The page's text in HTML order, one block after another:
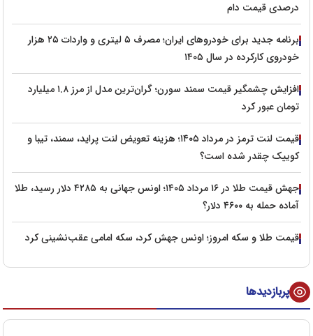
درصدی قیمت دام
برنامه جدید برای خودروهای ایران؛ مصرف ۵ لیتری و واردات ۲۵ هزار
خودروی کارکرده در سال ۱۴۰۵
افزایش چشمگیر قیمت سمند سورن؛ گران‌ترین مدل از مرز ۱.۸ میلیارد
تومان عبور کرد
قیمت لنت ترمز در مرداد ۱۴۰۵؛ هزینه تعویض لنت پراید، سمند، تیبا و
کوییک چقدر شده است؟
جهش قیمت طلا در ۱۶ مرداد ۱۴۰۵؛ اونس جهانی به ۴۲۸۵ دلار رسید، طلا
آماده حمله به ۴۶۰۰ دلار؟
قیمت طلا و سکه امروز؛ اونس جهش کرد، سکه امامی عقب‌نشینی کرد
پربازدیدها